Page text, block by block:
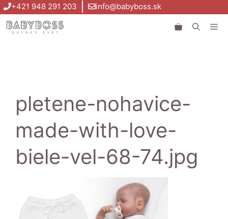
Preskočiť
na
obsah
+421 948 291 203 info@babyboss.sk
pletene-nohavice-
made-with-love-
biele-vel-68-74.jpg